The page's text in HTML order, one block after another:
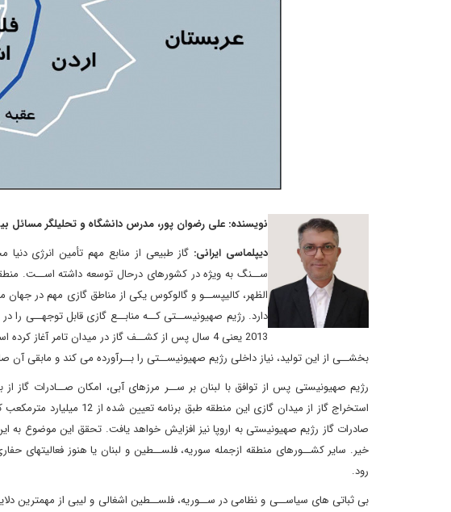
نویسنده: علی رضوان پور، مدرس دانشگاه و تحلیلگر مسائل
دیپلماسی ایرانی: گاز طبیعی از منابع مهم تأمین انرژی
ســنگ به ویژه در کشورهای درحال توسعه داشته اســت. منطقه
الظهر، کالیپســو و گالوکوس یکی از مناطق گازی مهم در
دارد. رژیم صهیونیســتی کــه منابــع گازی قابل توجهــی را
بخشــی از این تولید، نیاز داخلی رژیم صهیونیســتی را بــرآورده می کند و مابقی آن
رژیم صهیونیستی پس از توافق با لبنان بر ســر مرزهای آبی، امکان صــادرات گاز
صادرات گاز رژیم صهیونیستی به اروپا نیز افزایش خواهد یافت. تحقق این موضوع به
خیر. سایر کشــورهای منطقه ازجمله سوریه، فلســطین و لبنان یا هنوز فعالیتهای
رود.
بی ثباتی های سیاســی و نظامی در ســوریه، فلســطین اشغالی و لیبی از مهمترین